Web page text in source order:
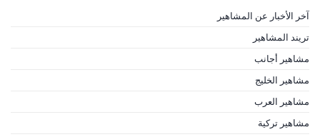
آخر الأخبار عن المشاهير
تريند المشاهير
مشاهير أجانب
مشاهير الخليج
مشاهير العرب
مشاهير تركية